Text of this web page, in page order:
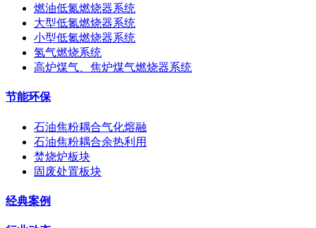
燃油低氮燃烧器系统
大型低氮燃烧器系统
小型低氮燃烧器系统
氢气燃烧系统
高炉煤气、焦炉煤气燃烧器系统
节能环保
石油焦粉耦合气化熔融
石油焦粉耦合余热利用
焚烧炉板块
固废处置板块
经典案例